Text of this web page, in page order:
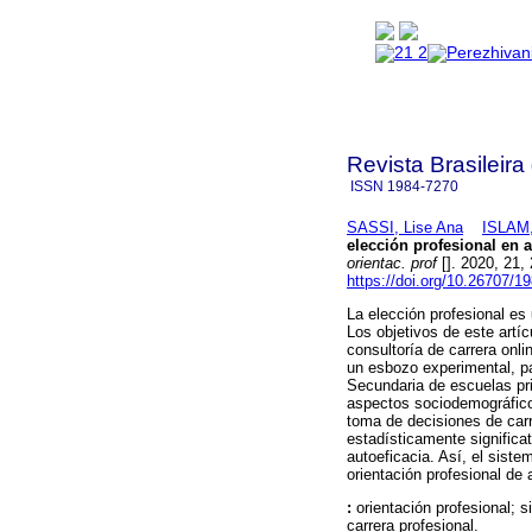
Revista Brasileira
ISSN 1984-7270
SASSI, Lise Ana
elección profesional en
orientac. prof[]. 2020, 21,
https://doi.org/10.26707/
La elección profesional
Los objetivos de este
consultoría de carrera
un esbozo experimental,
Secundaria de escuelas
aspectos
toma de decisiones de
estadísticamente
autoeficacia. Así, el
orientación profesional de
: orientación profesional;
carrera profesional.